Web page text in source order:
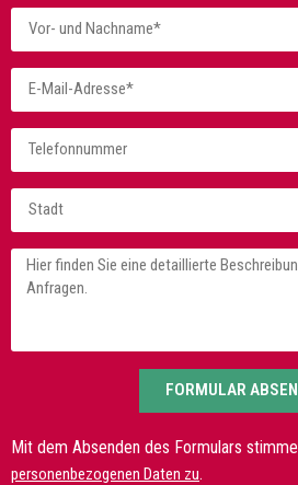
FORMULAR
Mit dem Absenden des Formulars
personenbezogenen Daten zu.